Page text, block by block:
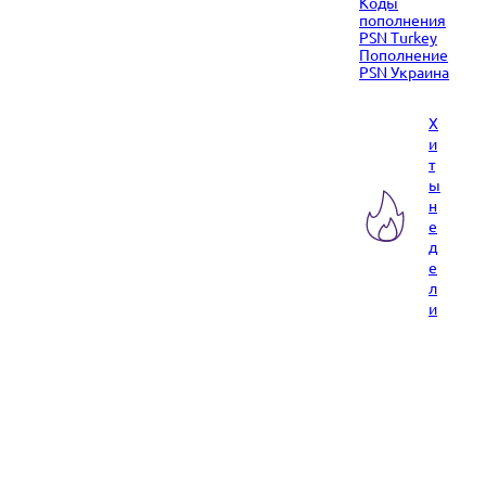
пополнения
PSN Turkey
Пополнение
PSN Украина
Х
и
т
ы
н
е
д
е
л
и